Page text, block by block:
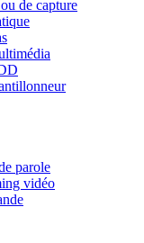
de capture
parole
vidéo